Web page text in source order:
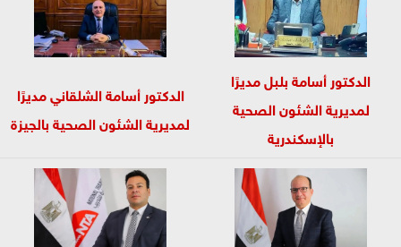
الدكتور أسامة بلبل مديرًا
لمديرية الشئون الصحية
بالإسكندرية
الدكتور أسامة الشلقاني مديرًا
لمديرية الشئون الصحية بالجيزة